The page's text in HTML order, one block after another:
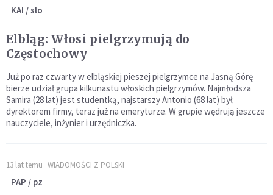
KAI / slo
Elbląg: Włosi pielgrzymują do
Częstochowy
Już po raz czwarty w elbląskiej pieszej pielgrzymce na Jasną Górę
bierze udział grupa kilkunastu włoskich pielgrzymów. Najmłodsza
Samira (28 lat) jest studentką, najstarszy Antonio (68 lat) był
dyrektorem firmy, teraz już na emeryturze. W grupie wędrują jeszcze
nauczyciele, inżynier i urzędniczka.
13 lat temu WIADOMOŚCI Z POLSKI
PAP / pz